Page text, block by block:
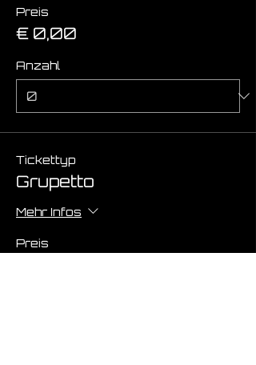
Preis
€ 0,00
Anzahl
Tickettyp
Grupetto
Mehr Infos
Preis